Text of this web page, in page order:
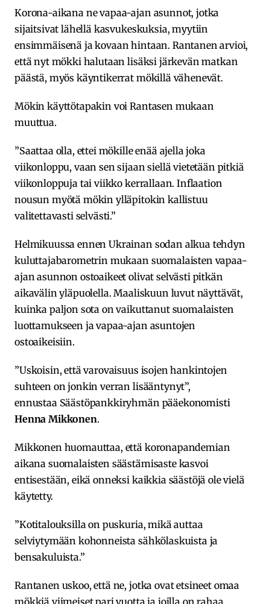
Korona-aikana ne vapaa-ajan asunnot, jotka
sijaitsivat lähellä kasvukeskuksia, myytiin
ensimmäisenä ja kovaan hintaan. Rantanen arvioi,
että nyt mökki halutaan lisäksi järkevän matkan
päästä, myös käyntikerrat mökillä vähenevät.
Mökin käyttötapakin voi Rantasen mukaan
muuttua.
”Saattaa olla, ettei mökille enää ajella joka
viikonloppu, vaan sen sijaan siellä vietetään pitkiä
viikonloppuja tai viikko kerrallaan. Inflaation
nousun myötä mökin ylläpitokin kallistuu
valitettavasti selvästi.”
Helmikuussa ennen Ukrainan sodan alkua tehdyn
kuluttajabarometrin mukaan suomalaisten vapaa-
ajan asunnon ostoaikeet olivat selvästi pitkän
aikavälin yläpuolella. Maaliskuun luvut näyttävät,
kuinka paljon sota on vaikuttanut suomalaisten
luottamukseen ja vapaa-ajan asuntojen
ostoaikeisiin.
”Uskoisin, että varovaisuus isojen hankintojen
suhteen on jonkin verran lisääntynyt”,
ennustaa Säästöpankkiryhmän pääekonomisti
Henna Mikkonen.
Mikkonen huomauttaa, että koronapandemian
aikana suomalaisten säästämisaste kasvoi
entisestään, eikä onneksi kaikkia säästöjä ole vielä
käytetty.
”Kotitalouksilla on puskuria, mikä auttaa
selviytymään kohonneista sähkölaskuista ja
bensakuluista.”
Rantanen uskoo, että ne, jotka ovat etsineet omaa
mökkiä viimeiset pari vuotta ja joilla on rahaa